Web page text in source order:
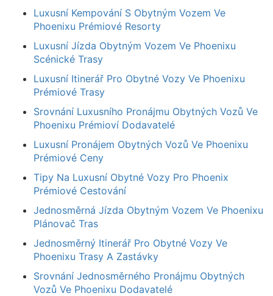
Luxusní Kempování S Obytným Vozem Ve
Phoenixu Prémiové Resorty
Luxusní Jízda Obytným Vozem Ve Phoenixu
Scénické Trasy
Luxusní Itinerář Pro Obytné Vozy Ve Phoenixu
Prémiové Trasy
Srovnání Luxusního Pronájmu Obytných Vozů Ve
Phoenixu Prémioví Dodavatelé
Luxusní Pronájem Obytných Vozů Ve Phoenixu
Prémiové Ceny
Tipy Na Luxusní Obytné Vozy Pro Phoenix
Prémiové Cestování
Jednosměrná Jízda Obytným Vozem Ve Phoenixu
Plánovač Tras
Jednosměrný Itinerář Pro Obytné Vozy Ve
Phoenixu Trasy A Zastávky
Srovnání Jednosměrného Pronájmu Obytných
Vozů Ve Phoenixu Dodavatelé